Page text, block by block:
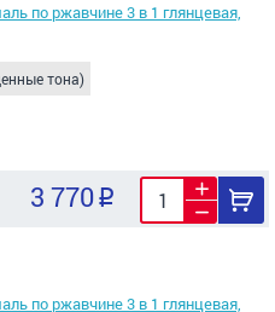
по ржавчине 3 в 1 глянцевая,
тона)
3 770
по ржавчине 3 в 1 глянцевая,